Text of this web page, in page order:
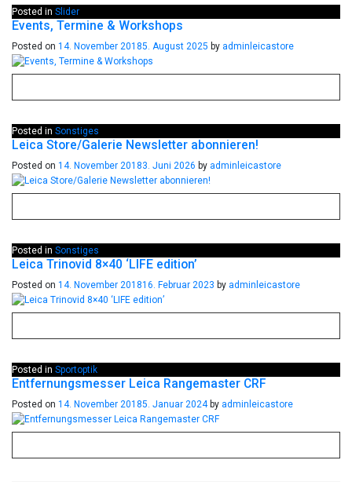
Posted in Slider
Events, Termine & Workshops
Posted on 14. November 20185. August 2025 by adminleicastore
Posted in Sonstiges
Leica Store/Galerie Newsletter abonnieren!
Posted on 14. November 20183. Juni 2026 by adminleicastore
Posted in Sonstiges
Leica Trinovid 8×40 ‘LIFE edition’
Posted on 14. November 201816. Februar 2023 by adminleicastore
Posted in Sportoptik
Entfernungsmesser Leica Rangemaster CRF
Posted on 14. November 20185. Januar 2024by adminleicastore